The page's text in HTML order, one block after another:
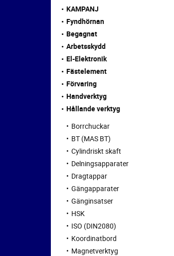
KAMPANJ
Fyndhörnan
Begagnat
Arbetsskydd
El-Elektronik
Fästelement
Förvaring
Handverktyg
Hållande verktyg
Borrchuckar
BT (MAS BT)
Cylindriskt skaft
Delningsapparater
Dragtappar
Gängapparater
Gänginsatser
HSK
ISO (DIN2080)
Koordinatbord
Magnetverktyg